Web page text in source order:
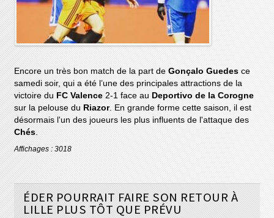
Encore un très bon match de la part deGonçalo Guedes ce
samedi soir, qui a été l’une des principales attractions de la
victoire du FC Valence 2-1 face au Deportivo de la Corogne
sur la pelouse du Riazor. En grande forme cette saison, il est
désormais l'un des joueurs les plus influents de l'attaque des
Chés.
Affichages : 3018
ÉDER POURRAIT FAIRE SON RETOUR À
LILLE PLUS TÔT QUE PRÉVU